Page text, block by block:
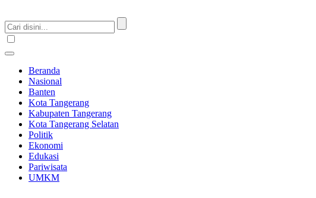
Beranda
Nasional
Banten
Kota Tangerang
Kabupaten Tangerang
Kota Tangerang Selatan
Politik
Ekonomi
Edukasi
Pariwisata
UMKM